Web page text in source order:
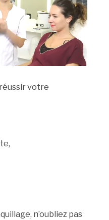
votre
n’oubliez pas